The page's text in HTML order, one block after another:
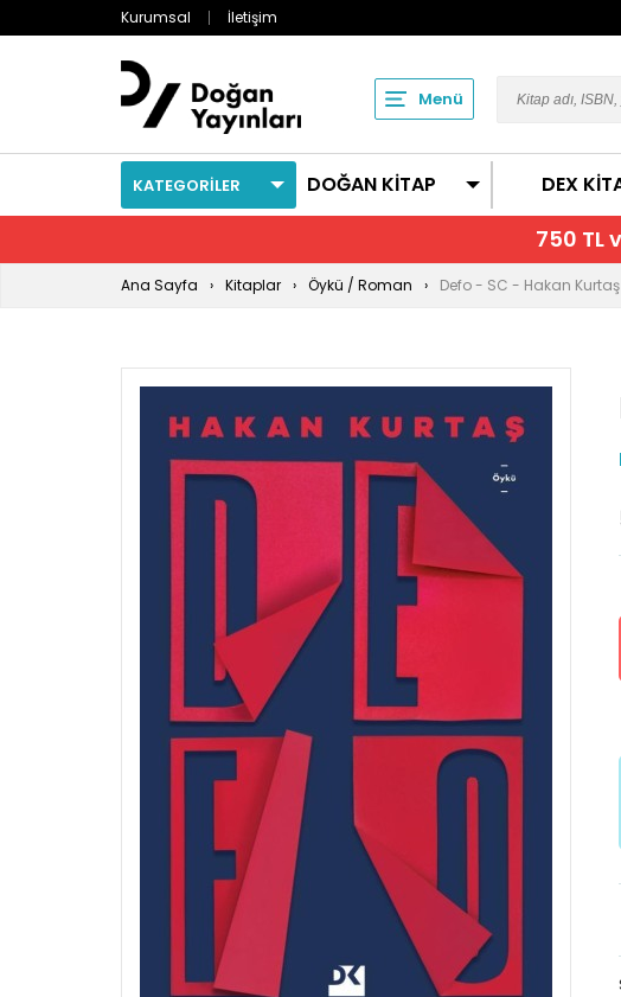
Kurumsal İletişim
Menü
KATEGORİLER DOĞAN KİTAP DEX
750 TL
Ana Sayfa Kitaplar Öykü / Roman Defo - SC - Hakan Kurtaş